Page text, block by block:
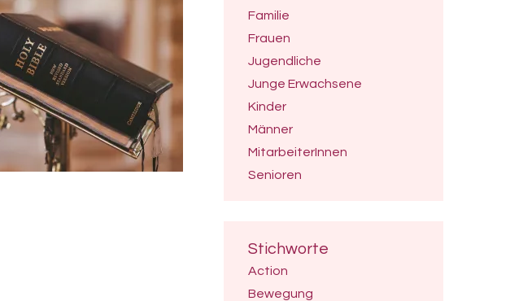
Familie
Frauen
Jugendliche
Junge Erwachsene
Kinder
Männer
MitarbeiterInnen
Senioren
Stichworte
Action
Bewegung